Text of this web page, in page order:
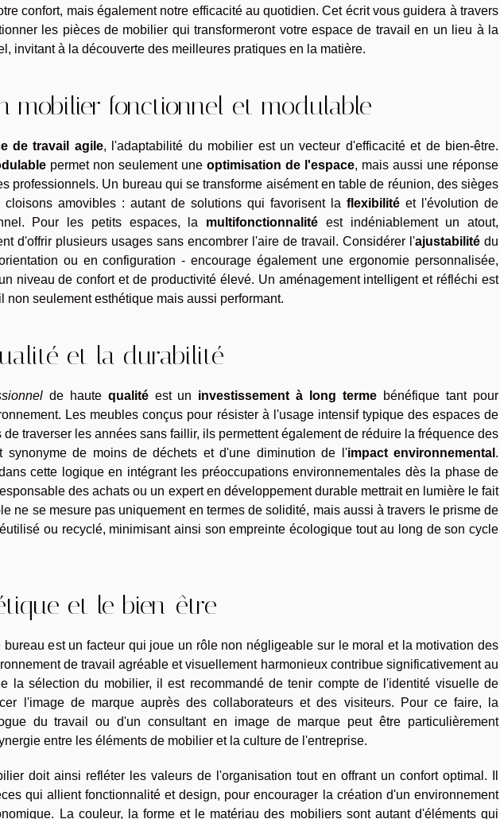
confort, mais également notre efficacité au quotidien. Cet écrit vous guidera à travers
les pièces de mobilier qui transformeront votre espace de travail en un lieu à la
invitant à la découverte des meilleures pratiques en la matière.
mobilier fonctionnel et modulable
de travail agile, l'adaptabilité du mobilier est un vecteur d'efficacité et de bien-être.
permet non seulement une optimisation de l'espace, mais aussi une réponse
professionnels. Un bureau qui se transforme aisément en table de réunion, des sièges
amovibles : autant de solutions qui favorisent la flexibilité et l'évolution de
Pour les petits espaces, la multifonctionnalité est indéniablement un atout,
d'offrir plusieurs usages sans encombrer l'aire de travail. Considérer l'ajustabilité du
ou en configuration - encourage également une ergonomie personnalisée,
niveau de confort et de productivité élevé. Un aménagement intelligent et réfléchi est
non seulement esthétique mais aussi performant.
et la durabilité
de haute qualitéest un investissement à long terme bénéfique tant pour
Les meubles conçus pour résister à l'usage intensif typique des espaces de
traverser les années sans faillir, ils permettent également de réduire la fréquence des
synonyme de moins de déchets et d'une diminution de l'impact environnemental .
cette logique en intégrant les préoccupations environnementales dès la phase de
des achats ou un expert en développement durable mettrait en lumière le fait
ne se mesure pas uniquement en termes de solidité, mais aussi à travers le prisme de
ou recyclé, minimisant ainsi son empreinte écologique tout au long de son cycle
et le bien-être
bureau est un facteur qui joue un rôle non négligeable sur le moral et la motivation des
de travail agréable et visuellement harmonieux contribue significativement au
la sélection du mobilier, il est recommandé de tenir compte de l'identité visuelle de
l'image de marque auprès des collaborateurs et des visiteurs. Pour ce faire, la
du travail ou d'un consultant en image de marque peut être particulièrement
entre les éléments de mobilier et la culture de l'entreprise.
doit ainsi refléter les valeurs de l'organisation tout en offrant un confort optimal. Il
qui allient fonctionnalité et design, pour encourager la création d'un environnement
La couleur, la forme et le matériau des mobiliers sont autant d'éléments qui